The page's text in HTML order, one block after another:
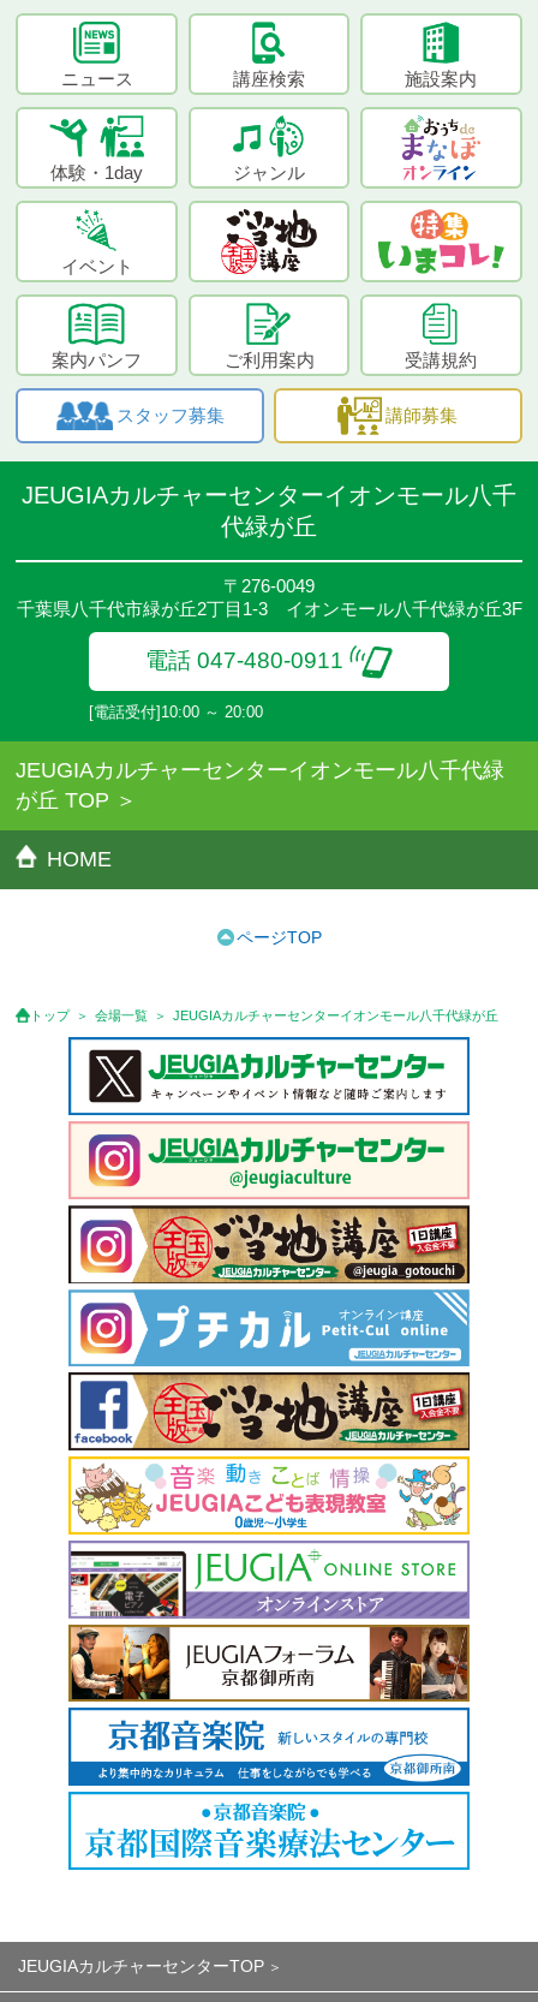
ニュース 講座検索 施設案内
体験・1day ジャンル
イベント
案内パンフ ご利用案内 受講規約
スタッフ募集 講師募集
JEUGIAカルチャーセンターイオンモール八千
代緑が丘
〒276-0049
千葉県八千代市緑が丘2丁目1-3 イオンモール八千代緑が丘3F
電話 047-480-0911
[電話受付]10:00 ～ 20:00
JEUGIAカルチャーセンターイオンモール八千代緑
が丘 TOP
HOME
ページTOP
トップ 会場一覧 JEUGIAカルチャーセンターイオンモール八千代緑が丘
JEUGIAカルチャーセンターTOP